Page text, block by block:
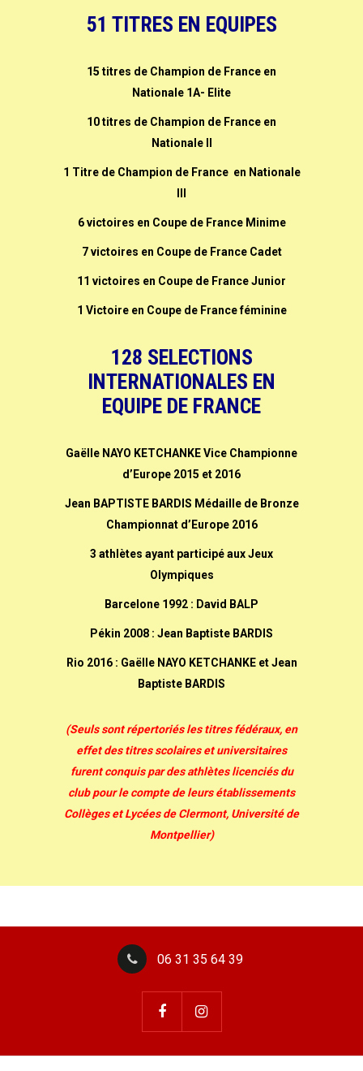
51 TITRES EN EQUIPES
15 titres de Champion de France en
Nationale 1A- Elite
10 titres de Champion de France en
Nationale II
1 Titre de Champion de France en Nationale
6 victoires en Coupe de France Minime
7 victoires en Coupe de France Cadet
11 victoires en Coupe de France Junior
1 Victoire en Coupe de France féminine
128 SELECTIONS
INTERNATIONALES EN
EQUIPE DE FRANCE
Gaëlle NAYO KETCHANKE Vice Championne
d’Europe 2015 et 2016
Jean BAPTISTE BARDIS Médaille de Bronze
Championnat d’Europe 2016
3 athlètes ayant participé aux Jeux
Olympiques
Barcelone 1992 : David BALP
Pékin 2008 : Jean Baptiste BARDIS
Rio 2016 : Gaëlle NAYO KETCHANKE et Jean
Baptiste BARDIS
(Seuls sont répertoriés les titres fédéraux, en
effet des titres scolaires et universitaires
furent conquis par des athlètes licenciés du
club pour le compte de leurs établissements
Collèges et Lycées de Clermont, Université de
Montpellier)
06 31 35 64 39